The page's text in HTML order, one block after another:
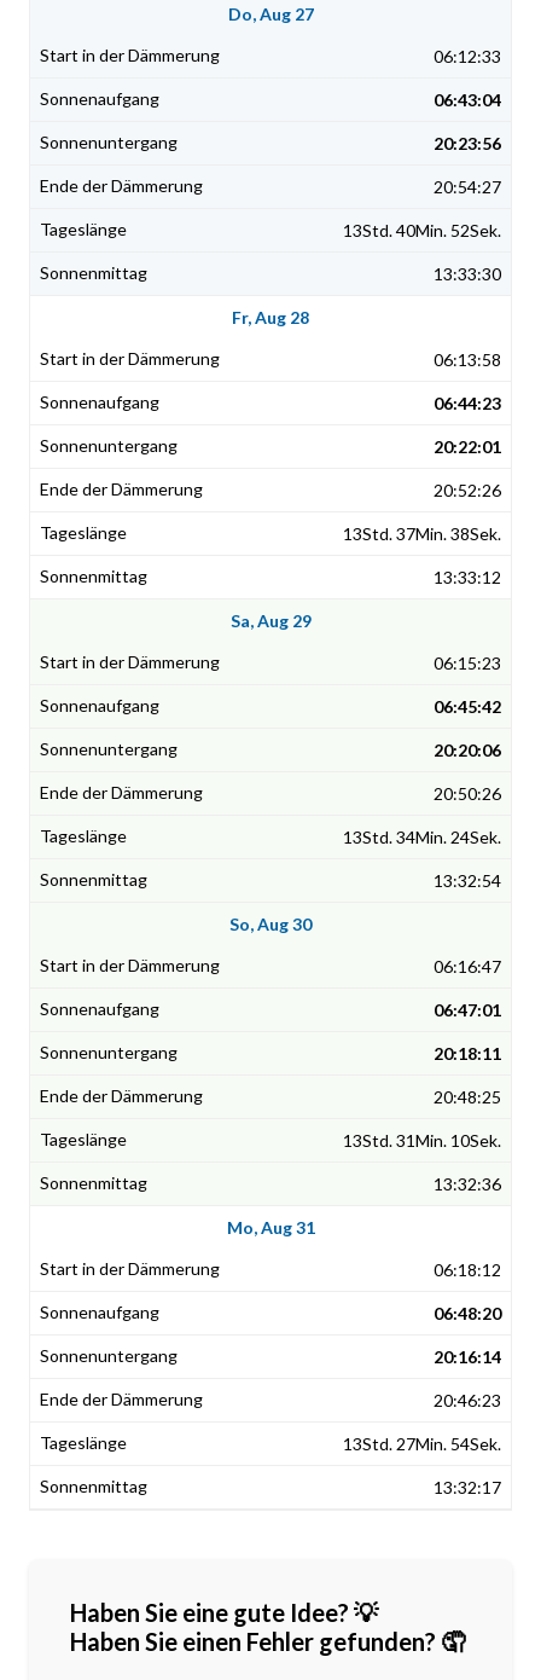
Do, Aug 27
06:12:33
06:43:04
20:23:56
20:54:27
13Std. 40Min. 52Sek.
13:33:30
Fr, Aug 28
06:13:58
06:44:23
20:22:01
20:52:26
13Std. 37Min. 38Sek.
13:33:12
Sa, Aug 29
06:15:23
06:45:42
20:20:06
20:50:26
13Std. 34Min. 24Sek.
13:32:54
So, Aug 30
06:16:47
06:47:01
20:18:11
20:48:25
13Std. 31Min. 10Sek.
13:32:36
Mo, Aug 31
06:18:12
06:48:20
20:16:14
20:46:23
13Std. 27Min. 54Sek.
13:32:17
Haben Sie eine gute Idee? 💡
Haben Sie einen Fehler gefunden? 🤦